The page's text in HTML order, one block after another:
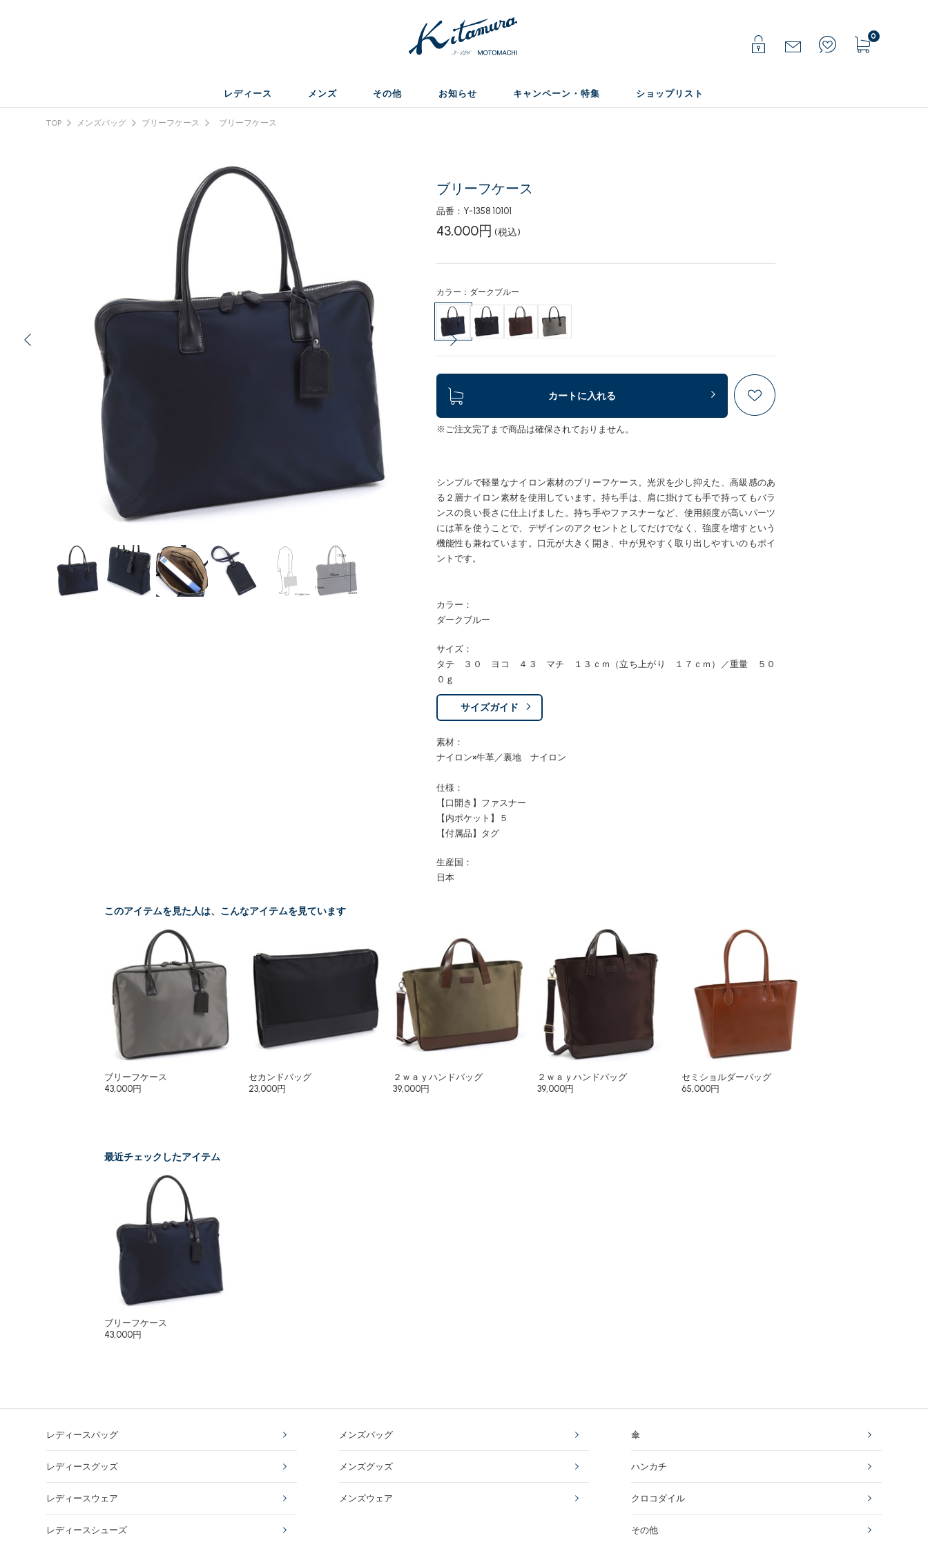
0
レディース メンズ その他 お知らせ キャンペーン・特集 ショップリスト
TOP メンズバッグ ブリーフケース ブリーフケース
ブリーフケース
品番：Y-1358 10101
43,000円 (税込)
カラー：ダークブルー
カートに入れる
※ご注文完了まで商品は確保されておりません。
シンプルで軽量なナイロン素材のブリーフケース。光沢を少し抑えた、高級感のあ
る２層ナイロン素材を使用しています。持ち手は、肩に掛けても手で持ってもバラ
ンスの良い長さに仕上げました。持ち手やファスナーなど、使用頻度が高いパーツ
には革を使うことで、デザインのアクセントとしてだけでなく、強度を増すという
機能性も兼ねています。口元が大きく開き、中が見やすく取り出しやすいのもポイ
ントです。
カラー：
ダークブルー
サイズ：
タテ ３０ ヨコ ４３ マチ １３ｃｍ（立ち上がり １７ｃｍ）／重量 ５０
０ｇ
サイズガイド
素材：
ナイロン×牛革／裏地 ナイロン
仕様：
【口開き】ファスナー
【内ポケット】５
【付属品】タグ
生産国：
日本
このアイテムを見た人は、こんなアイテムを見ています
ブリーフケース
43,000円
セカンドバッグ
23,000円
２ｗａｙハンドバッグ
39,000円
２ｗａｙハンドバッグ
39,000円
セミショルダーバッグ
65,000円
最近チェックしたアイテム
ブリーフケース
43,000円
レディースバッグ
レディースグッズ
レディースウェア
レディースシューズ
メンズバッグ
メンズグッズ
メンズウェア
傘
ハンカチ
クロコダイル
その他